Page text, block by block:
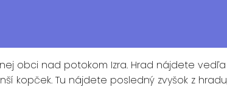
obci nad potokom Izra. Hrad nájdete
kopček. Tu nájdete posledný zvyšok z